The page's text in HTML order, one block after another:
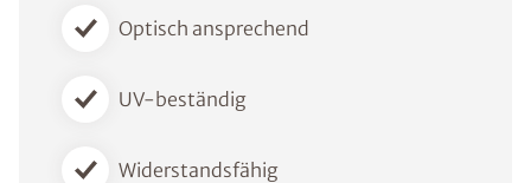
Optisch ansprechend
UV-beständig
Widerstandsfähig